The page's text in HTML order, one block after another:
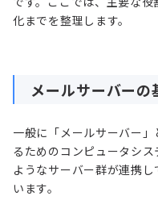
化までを整理します。
メールサーバーの
一般に「メールサーバー
るためのコンピュータシ
ようなサーバー群が連携
います。